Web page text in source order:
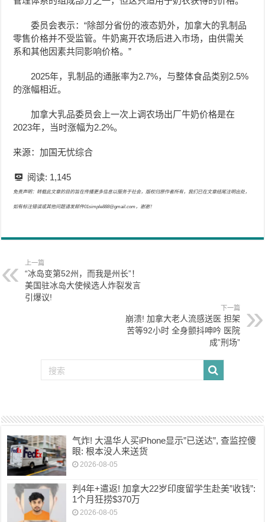
委员会表示：“除部分省份的液态奶外，加拿大的乳制品
零售价格并不受监管。牛奶离开农场后进入市场，由供需关
系和其他因素共同影响价格。”
2025年，乳制品的通胀率为2.7%，与整体食品类别2.5%
的涨幅相近。
加拿大乳品委员会上一次上调农场出厂牛奶价格是在
2023年，当时涨幅为2.2%。
来源：加国无忧综合
阅读: 1,145
免责声明：转载此文章的目的旨在传播更多信息以服务于社会，版权归原作者所有，我们已在文章结尾注明出处，
如有标注错误或其他问题请发邮件01simple888@gmail.com，谢谢！
上一篇
“冰岛变第52州，而我是州长”！
美国驻冰岛大使候选人炸裂发言
引爆议!
下一篇
崩溃! 加拿大老人流感送医 担架
苦等92小时 全身颤抖呻吟 医院
成”刑场”
气炸! 大温华人买iPhone显示”已送达”, 查监控傻
眼: 根本没人来送货
2026-08-05
判4年+遣返! 加拿大22岁印度留学生赴美”收钱”:
1个月狂捞$370万
2026-08-05